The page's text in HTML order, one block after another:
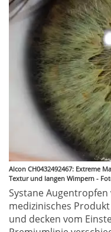
Alcon CH0432492467: Extreme
Textur und langen Wimpern -
Systane
medizinisches
und decken vom